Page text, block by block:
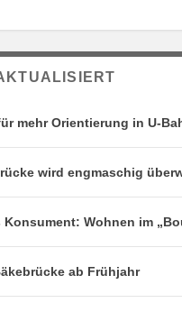
mehr Orientierung in U-
wird engmaschig
Konsument: Wohnen im
ab Frühjahr